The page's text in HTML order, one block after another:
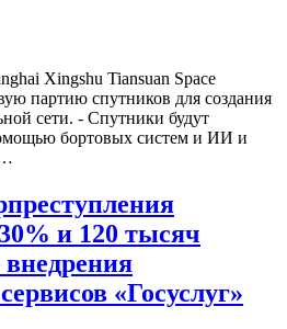
Xingshu Tiansuan Space
партию спутников для создания
сети. - Спутники будут
бортовых систем и ИИ и
и 120 тысяч
«Госуслуг»